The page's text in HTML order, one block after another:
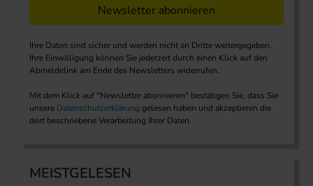
Newsletter abonnieren
Ihre Daten sind sicher und werden nicht an Dritte weitergegeben.
Ihre Einwilligung können Sie jederzeit durch einen Klick auf den
Abmeldelink am Ende des Newsletters widerrufen.
Mit dem Klick auf "Newsletter abonnieren" bestätigen Sie, dass Sie
unsere Datenschutzerklärung gelesen haben und akzeptieren die
dort beschriebene Verarbeitung Ihrer Daten.
MEISTGELESEN